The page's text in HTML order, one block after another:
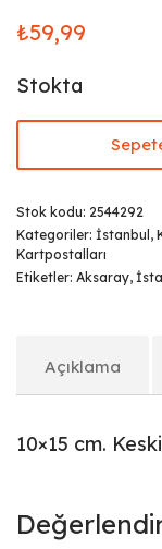
₺59,99
Stokta
Stok kodu: 2544292
Kategoriler: İstanbul ,
Kartpostalları
Etiketler: Aksaray,
Açıklama
10×15 cm.